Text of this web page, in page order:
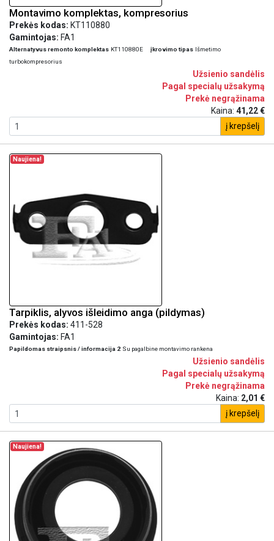
Montavimo komplektas, kompresorius
Prekės kodas: KT110880
Gamintojas: FA1
Alternatyvus remonto komplektas KT110880E įkrovimo tipas Išmetimo
turbokompresorius
Užsienio sandėlis
Pagal specialų užsakymą
Prekė negrąžinama
Kaina: 41,22 €
į krepšelį
Naujiena!
Tarpiklis, alyvos išleidimo anga (pildymas)
Prekės kodas: 411-528
Gamintojas: FA1
Papildomas straipsnis / informacija 2 Su pagalbine montavimo rankena
Užsienio sandėlis
Pagal specialų užsakymą
Prekė negrąžinama
Kaina: 2,01 €
į krepšelį
Naujiena!